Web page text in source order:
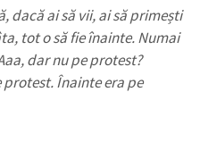
dacă ai să vii, ai să primești
tot o să fie înainte. Numai
dar nu pe protest?
protest. Înainte era pe